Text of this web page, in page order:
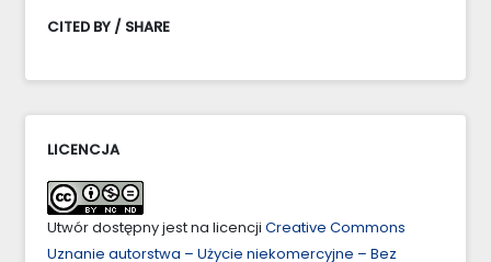
CITED BY / SHARE
LICENCJA
Utwór dostępny jest na licencji Creative Commons
Uznanie autorstwa – Użycie niekomercyjne – Bez